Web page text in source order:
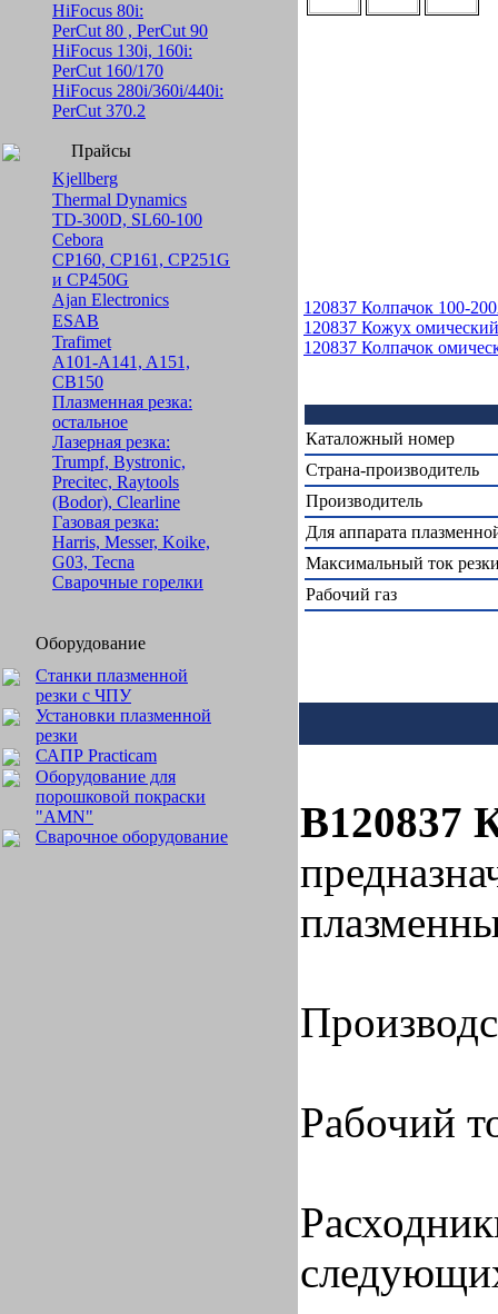
HiFocus 80i:
PerCut 80 , PerCut 90
HiFocus 130i, 160i:
PerCut 160/170
HiFocus 280i/360i/440i:
PerCut 370.2
Прайсы
Kjellberg
Thermal Dynamics
TD-300D, SL60-100
Cebora
CP160, CP161, CP251G
и CP450G
Ajan Electronics
ESAB
Trafimet
A101-A141, A151,
CB150
Плазменная резка:
остальное
Лазерная резка:
Trumpf, Bystronic,
Precitec, Raytools
(Bodor), Clearline
Газовая резка:
Harris, Messer, Koike,
G03, Tecna
Сварочные горелки
Оборудование
Станки плазменной
резки с ЧПУ
Установки плазменной
резки
САПР Practicam
Оборудование для
порошковой покраски
"AMN"
Сварочное оборудование
120837 Колпачок 100-
120837 Кожух
120837 Колпачок
Каталожный номер
Страна-производитель
Производитель
Для аппарата
Максимальный ток
Рабочий газ
B120837
Рабочий